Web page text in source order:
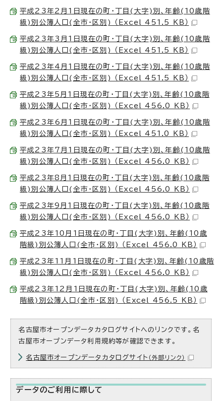
平成23年2月1日現在の町・丁目(大字)別、年齢(10歳階
級)別公簿人口(全市・区別) （Excel 451.5 KB）
平成23年3月1日現在の町・丁目(大字)別、年齢(10歳階
級)別公簿人口(全市・区別) （Excel 451.5 KB）
平成23年4月1日現在の町・丁目(大字)別、年齢(10歳階
級)別公簿人口(全市・区別) （Excel 451.5 KB）
平成23年5月1日現在の町・丁目(大字)別、年齢(10歳階
級)別公簿人口(全市・区別) （Excel 456.0 KB）
平成23年6月1日現在の町・丁目(大字)別、年齢(10歳階
級)別公簿人口(全市・区別) （Excel 451.0 KB）
平成23年7月1日現在の町・丁目(大字)別、年齢(10歳階
級)別公簿人口(全市・区別) （Excel 456.0 KB）
平成23年8月1日現在の町・丁目(大字)別、年齢(10歳階
級)別公簿人口(全市・区別) （Excel 456.0 KB）
平成23年9月1日現在の町・丁目(大字)別、年齢(10歳階
級)別公簿人口(全市・区別) （Excel 456.0 KB）
平成23年10月1日現在の町・丁目(大字)別、年齢(10歳
階級)別公簿人口(全市・区別) （Excel 456.0 KB）
平成23年11月1日現在の町・丁目(大字)別、年齢(10歳階
級)別公簿人口(全市・区別) （Excel 456.0 KB）
平成23年12月1日現在の町・丁目(大字)別、年齢(10歳
階級)別公簿人口(全市・区別) （Excel 456.5 KB）
名古屋市オープンデータカタログサイトへのリンクです。名
古屋市オープンデータ利用規約等が確認できます。
名古屋市オープンデータカタログサイト （外部リンク）
データのご利用に際して